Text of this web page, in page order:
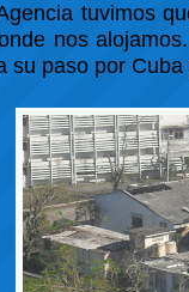
tuvimos
nos
su paso por